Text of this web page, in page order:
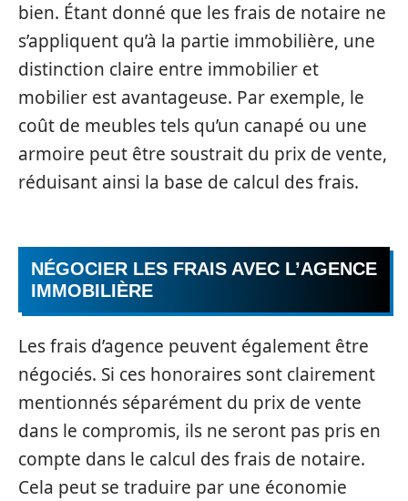
bien. Étant donné que les frais de notaire ne
s’appliquent qu’à la partie immobilière, une
distinction claire entre immobilier et
mobilier est avantageuse. Par exemple, le
coût de meubles tels qu’un canapé ou une
armoire peut être soustrait du prix de vente,
réduisant ainsi la base de calcul des frais.
NÉGOCIER LES FRAIS AVEC L’AGENCE
IMMOBILIÈRE
Les frais d’agence peuvent également être
négociés. Si ces honoraires sont clairement
mentionnés séparément du prix de vente
dans le compromis, ils ne seront pas pris en
compte dans le calcul des frais de notaire.
Cela peut se traduire par une économie